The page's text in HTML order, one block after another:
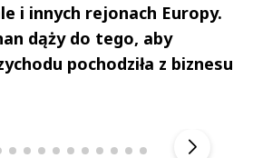
i innych rejonach Europy.
dąży do tego, aby
pochodziła z biznesu